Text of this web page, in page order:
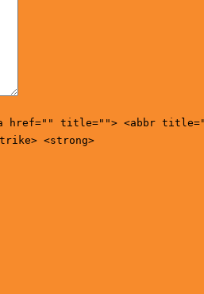
href="" title=""> <abbr
<strong>